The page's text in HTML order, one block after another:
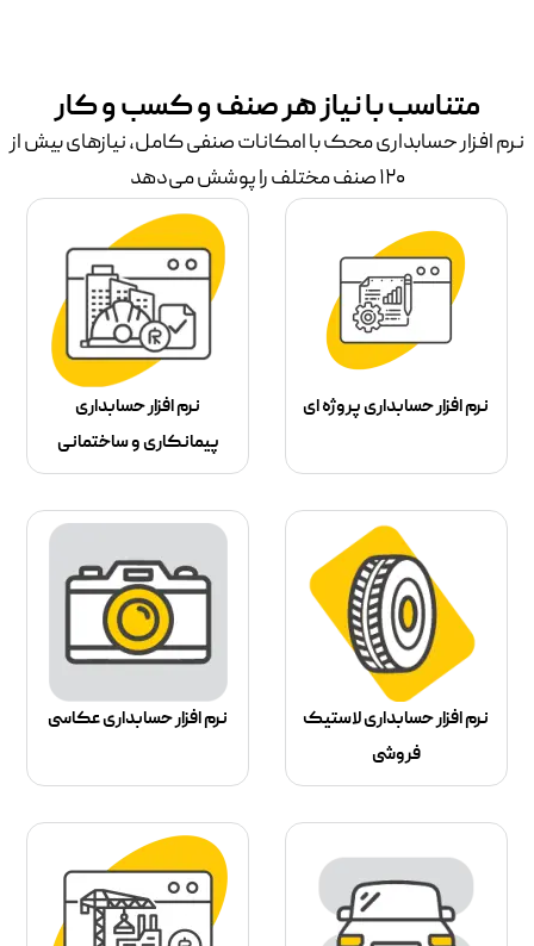
متناسب با نیاز هر صنف و کسب و کار
نرم افزار حسابداری محک با امکانات صنفی کامل، نیازهای بیش از
۱۲۰ صنف مختلف را پوشش می‌دهد
نرم افزار حسابداری پروژه ای
نرم افزار حسابداری
پیمانکاری و ساختمانی
نرم افزار حسابداری لاستیک
فروشی
نرم افزار حسابداری عکاسی